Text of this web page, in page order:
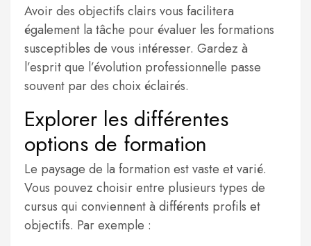
Avoir des objectifs clairs vous facilitera
également la tâche pour évaluer les formations
susceptibles de vous intéresser. Gardez à
l’esprit que l’évolution professionnelle passe
souvent par des choix éclairés.
Explorer les différentes
options de formation
Le paysage de la formation est vaste et varié.
Vous pouvez choisir entre plusieurs types de
cursus qui conviennent à différents profils et
objectifs. Par exemple :